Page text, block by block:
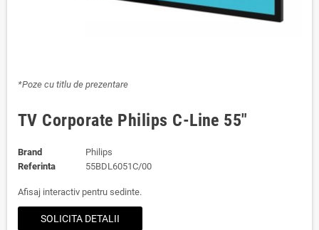
*Poze cu titlu de prezentare
TV Corporate Philips C-Line 55"
Brand
Philips
Referinta
55BDL6051C/00
Afisaj interactiv pentru sedinte.
SOLICITA DETALII